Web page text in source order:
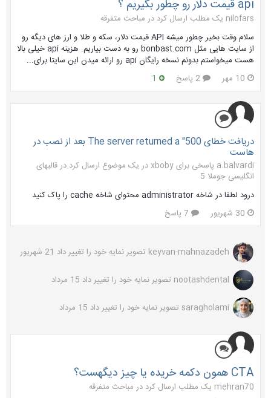
api قیمت دلار رو چطور بگیریم ؟
nilofars یک مطلب ارسال کرد در
مباحث متفرقه
سلام وقت بخیر چطور میشه API قیمت دلار، سکه و طلا و ارز های دیگه رو
از سایت هایی مثل bonbast.com رو به دست بیاریم. هزینه api خیلی بالا
هست میخواستم بدونم نسخه رایگان api رو ارائه میدن این سایتا برای...
10 مهر
دریافت خطای The server returned a "500 بعد از نصب در
هاست
a.balvardi پاسخی برای xboby در یک موضوع ارسال کرد در
قالبهای
انگلیسی جوملا 5
درود لطفا در شاخه administrator محتوای شاخه cache را پاک کنید
30 شهریور
keyvan-mahnazadeh تصویر نمایه خود را تغییر داد 21 شهریور
nootashdental تصویر نمایه خود را تغییر داد 15 مرداد
saragholami تصویر نمایه خود را تغییر داد 15 مرداد
CTA همون دکمه خریده یا چیز دیگهست؟
mehran70 یک مطلب ارسال کرد در
مباحث متفرقه